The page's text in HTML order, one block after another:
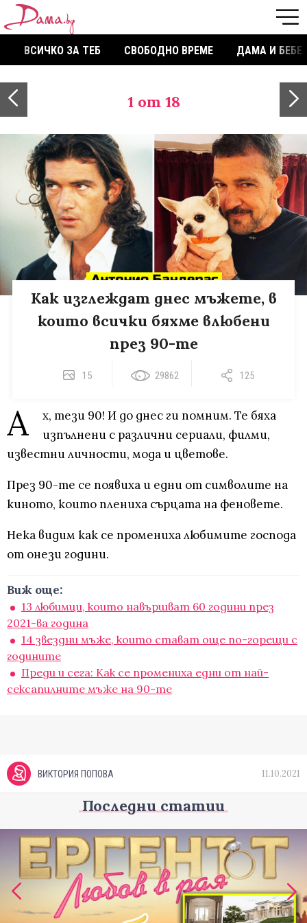
ВСИЧКО ЗА ТЕБ СВОБОДНО ВРЕМЕ ДАМА И БЕБЕ
1 от 18
Как изглеждат днес мъжете, в
които всички бяхме влюбени
през 90-те
15 29862 125
А
х, тези 90! И до днес ги помним. Те бяха
изпълнени с различни сериали, филми,
известни личности, мода и цветове.
През 90-те се появиха и едни от символите на
киното, които плениха сърцата на феновете.
Нека видим как се промениха любимите господа
от онези години.
Виж още:
13 любимци, които навършват 60 години през
2021-ва година
14 звездни мъже, които стават още по-горещи с
годините
Преди и сега: Как се промениха едни от най-
сексапилните мъже на 90-те
ВИКТОРИЯ ПОПОВА 11.10.2021
Последни статии